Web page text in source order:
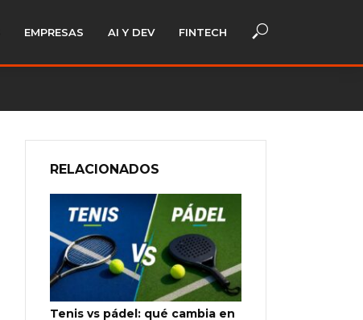
EMPRESAS AI Y DEV FINTECH
RELACIONADOS
Tenis vs pádel: qué cambia en